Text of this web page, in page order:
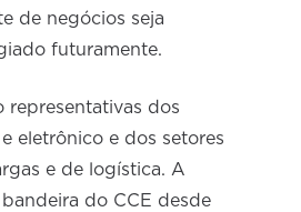
de negócios seja
futuramente.
representativas dos
eletrônico e dos setores
e de logística. A
do CCE desde